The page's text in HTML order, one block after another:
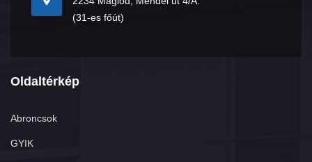
(31-es főút)
Oldaltérkép
Abroncsok
GYIK